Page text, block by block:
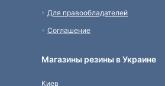
Для правообладателей
Соглашение
Магазины резины в Украине
Киев